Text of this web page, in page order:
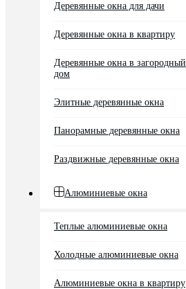
Деревянные окна для дачи
Деревянные окна в квартиру
Деревянные окна в загородный
дом
Элитные деревянные окна
Панорамные деревянные окна
Раздвижные деревянные окна
Алюминиевые окна
Теплые алюминиевые окна
Холодные алюминиевые окна
Алюминиевые окна в квартиру